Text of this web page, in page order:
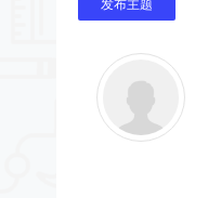
发布主题